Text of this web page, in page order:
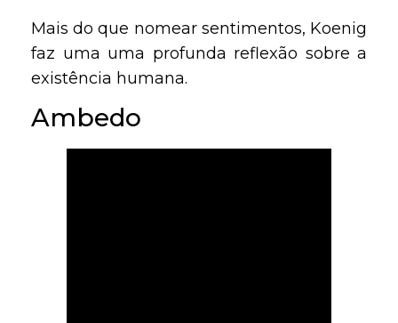
Mais do que nomear sentimentos, Koenig
faz uma uma profunda reflexão sobre a
existência humana.
Ambedo